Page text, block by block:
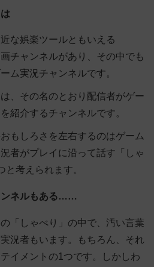
な娯楽ツールともいえる
チャンネルがあり、その中でも
ム実況チャンネルです。
、その名のとおり配信者がゲー
紹介するチャンネルです。
もしろさを左右するのはゲーム
者がプレイに沿って話す「しゃ
考えられます。
ンネルもある……
「しゃべり」の中で、汚い言葉
況者もいます。もちろん、それ
イメントの1つです。しかしわ